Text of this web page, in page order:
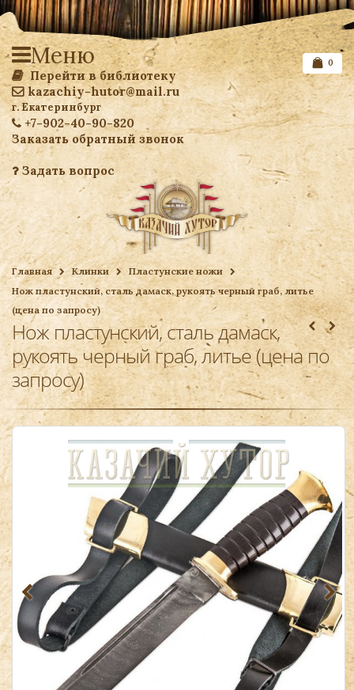
Перейти в библиотеку
kazachiy-hutor@mail.ru
г. Екатеринбург
+7-902-40-90-820
Заказать обратный звонок
Задать вопрос
Список желаемого
Ваша корзина
0
Меню
Главная Клинки
Пластунские ножи
Нож пластунский, сталь дамаск, рукоять черный граб, литье
(цена по запросу)
Нож пластунский, сталь дамаск,
рукоять черный граб, литье (цена по
запросу)